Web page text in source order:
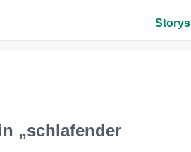
Storys
„schlafender